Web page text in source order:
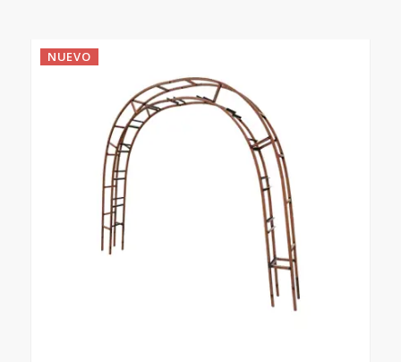
NUEVO